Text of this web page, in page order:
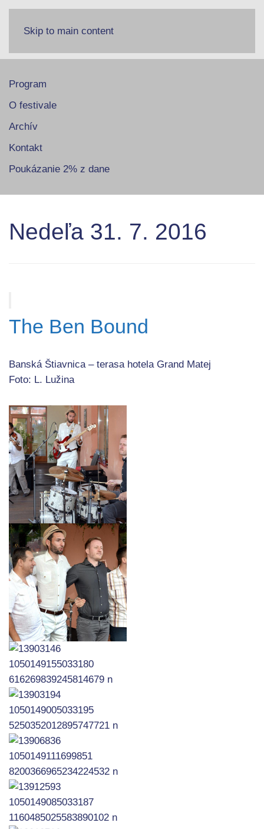
Skip to main content
Program
O festivale
Archív
Kontakt
Poukázanie 2% z dane
Nedeľa 31. 7. 2016
The Ben Bound
Banská Štiavnica – terasa hotela Grand Matej
Foto: L. Lužina